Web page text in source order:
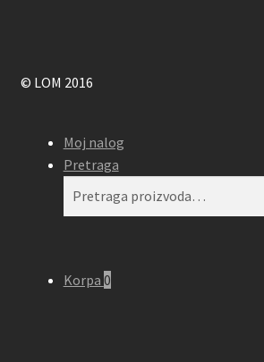
© LOM 2016
Moj nalog
Pretraga
Korpa 0